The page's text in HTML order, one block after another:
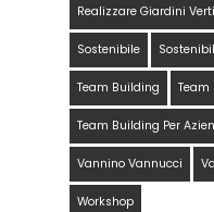
Realizzare Giardini
Sostenibile
Team Building Team
Team Building Per
Vannino Vannucci
Workshop